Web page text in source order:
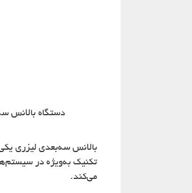
دستگاه بالانس
بالانس سه‌بعدی لیزری
تکنیک به‌ویژه در
می‌کند.